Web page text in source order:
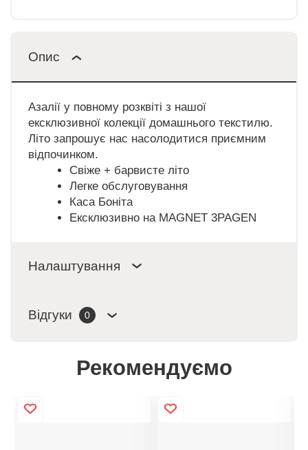
Опис
Азалії у повному розквіті з нашої
ексклюзивної колекції домашнього текстилю.
Літо запрошує нас насолодитися приємним
відпочинком.
Свіже + барвисте літо
Легке обслуговування
Каса Боніта
Ексклюзивно на MAGNET 3PAGEN
Налаштування
Відгуки 0
Рекомендуємо